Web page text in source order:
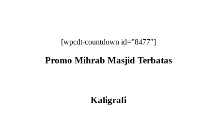
[wpcdt-countdown id=”8477″]
Promo Mihrab Masjid Terbatas
Kaligrafi